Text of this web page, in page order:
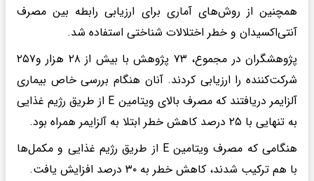
همچنین از روش‌های آماری برای ارزیابی رابطه بین مصرف
آنتی‌اکسیدان و خطر اختلالات شناختی استفاده شد.
پژوهشگران در مجموع، ۷۳ پژوهش با بیش از ۲۸ هزار و۲۵۷
شرکت‌کننده را ارزیابی کردند. آنان هنگام بررسی خاص بیماری
آلزایمر دریافتند که مصرف بالای ویتامین E از طریق رژیم غذایی
به تنهایی با ۲۵ درصد کاهش خطر ابتلا به آلزایمر همراه بود.
هنگامی که مصرف ویتامین E از طریق رژیم غذایی و مکمل‌ها
با هم ترکیب شدند، کاهش خطر به ۳۰ درصد افزایش یافت.